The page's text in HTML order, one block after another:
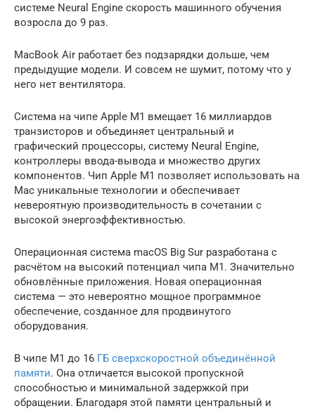
системе Neural Engine скорость машинного обучения
возросла до 9 раз.
MacBook Air работает без подзарядки дольше, чем
предыдущие модели. И совсем не шумит, потому что у
него нет вентилятора.
Система на чипе Apple M1 вмещает 16 миллиардов
транзисторов и объединяет центральный и
графический процессоры, систему Neural Engine,
контроллеры ввода-вывода и множество других
компонентов. Чип Apple M1 позволяет использовать на
Mac уникальные технологии и обеспечивает
невероятную производительность в сочетании с
высокой энергоэффективностью.
Операционная система macOS Big Sur разработана с
расчётом на высокий потенциал чипа M1. Значительно
обновлённые приложения. Новая операционная
система — это невероятно мощное программное
обеспечение, созданное для продвинутого
оборудования.
В чипе M1 до 16 ГБ сверхскоростной объединённой
памяти. Она отличается высокой пропускной
способностью и минимальной задержкой при
обращении. Благодаря этой памяти центральный и